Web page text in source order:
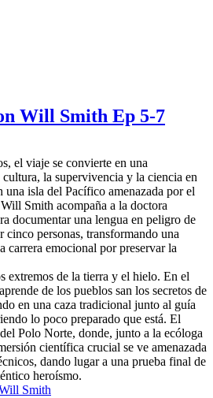
Will Smith Ep 5-7
el viaje se convierte en una
la supervivencia y la ciencia en
una isla del Pacífico amenazada por el
Smith acompaña a la doctora
documentar una lengua en peligro de
personas, transformando una
carrera emocional por preservar la
extremos de la tierra y el hielo. En el
de los pueblos san los secretos de
en una caza tradicional junto al guía
lo poco preparado que está. El
Polo Norte, donde, junto a la ecóloga
científica crucial se ve amenazada
dando lugar a una prueba final de
heroísmo.
Smith